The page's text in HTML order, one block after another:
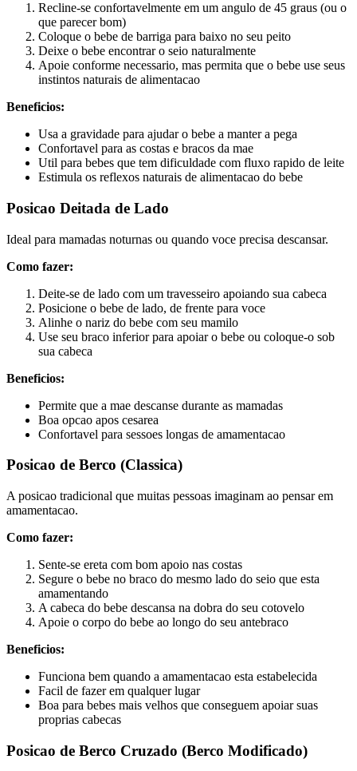
Recline-se confortavelmente em um angulo de 45 graus (ou o
que parecer bom)
Coloque o bebe de barriga para baixo no seu peito
Deixe o bebe encontrar o seio naturalmente
Apoie conforme necessario, mas permita que o bebe use seus
instintos naturais de alimentacao
Beneficios:
Usa a gravidade para ajudar o bebe a manter a pega
Confortavel para as costas e bracos da mae
Util para bebes que tem dificuldade com fluxo rapido de leite
Estimula os reflexos naturais de alimentacao do bebe
Posicao Deitada de Lado
Ideal para mamadas noturnas ou quando voce precisa descansar.
Como fazer:
Deite-se de lado com um travesseiro apoiando sua cabeca
Posicione o bebe de lado, de frente para voce
Alinhe o nariz do bebe com seu mamilo
Use seu braco inferior para apoiar o bebe ou coloque-o sob
sua cabeca
Beneficios:
Permite que a mae descanse durante as mamadas
Boa opcao apos cesarea
Confortavel para sessoes longas de amamentacao
Posicao de Berco (Classica)
A posicao tradicional que muitas pessoas imaginam ao pensar em
amamentacao.
Como fazer:
Sente-se ereta com bom apoio nas costas
Segure o bebe no braco do mesmo lado do seio que esta
amamentando
A cabeca do bebe descansa na dobra do seu cotovelo
Apoie o corpo do bebe ao longo do seu antebraco
Beneficios:
Funciona bem quando a amamentacao esta estabelecida
Facil de fazer em qualquer lugar
Boa para bebes mais velhos que conseguem apoiar suas
proprias cabecas
Posicao de Berco Cruzado (Berco Modificado)